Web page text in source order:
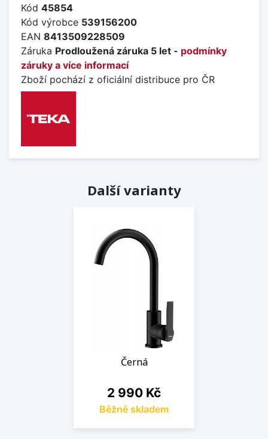
Kód 45854
Kód výrobce 539156200
EAN 8413509228509
Záruka Prodloužená záruka 5 let - podmínky
záruky a více informací
Zboží pochází z oficiální distribuce pro ČR
Další varianty
Černá
Cena
2 990 Kč
Běžně skladem